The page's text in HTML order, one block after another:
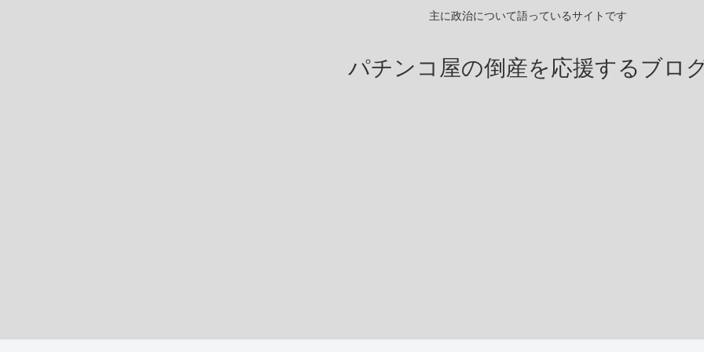
主に政治について語っているサイトです
パチンコ屋の倒産を応援するブロ